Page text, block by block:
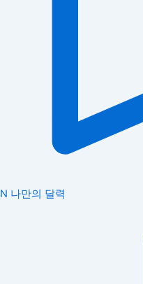
N 나만의 달력